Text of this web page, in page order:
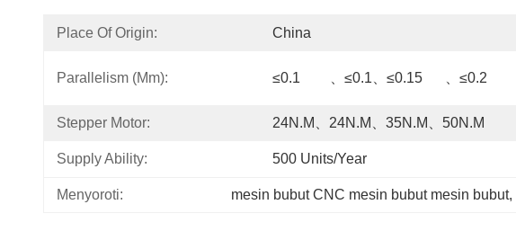
Place Of Origin: China
Parallelism (mm): ≤0.1	、≤0.1、≤0.15	、≤0.2
Stepper Motor: 24N.m、24N.m、35N.m、50N.m
Supply Ability: 500 Units/year
Menyoroti: mesin bubut CNC mesin bubut mesin bubut,